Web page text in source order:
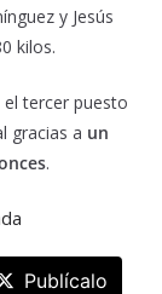
y Jesús
kilos.
tercer puesto
gracias a un
.
Publícalo